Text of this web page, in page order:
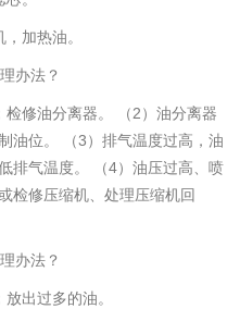
加热油。
办法？
修油分离器。 （2）油分离器
油位。 （3）排气温度过高，油
排气温度。 （4）油压过高、喷
检修压缩机、处理压缩机回
办法？
出过多的油。